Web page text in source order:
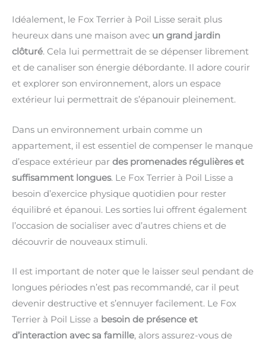
Idéalement, le Fox Terrier à Poil Lisse serait plus
heureux dans une maison avec un grand jardin
clôturé. Cela lui permettrait de se dépenser librement
et de canaliser son énergie débordante. Il adore courir
et explorer son environnement, alors un espace
extérieur lui permettrait de s’épanouir pleinement.
Dans un environnement urbain comme un
appartement, il est essentiel de compenser le manque
d’espace extérieur par des promenades régulières et
suffisamment longues. Le Fox Terrier à Poil Lisse a
besoin d’exercice physique quotidien pour rester
équilibré et épanoui. Les sorties lui offrent également
l’occasion de socialiser avec d’autres chiens et de
découvrir de nouveaux stimuli.
Il est important de noter que le laisser seul pendant de
longues périodes n’est pas recommandé, car il peut
devenir destructive et s’ennuyer facilement. Le Fox
Terrier à Poil Lisse a besoin de présence et
d’interaction avec sa famille, alors assurez-vous de